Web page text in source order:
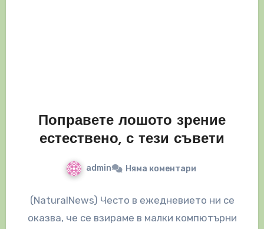
Поправете лошото зрение
естествено, с тези съвети
admin Няма коментари
(NaturalNews) Често в ежедневието ни се
оказва, че се взираме в малки компютърни